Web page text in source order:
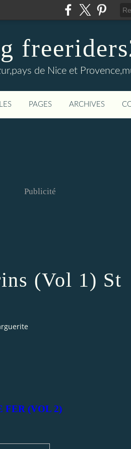
de Nice et
PAGES ARCHIVES
Publicité
(Vol 1) St
FER (VOL 2)